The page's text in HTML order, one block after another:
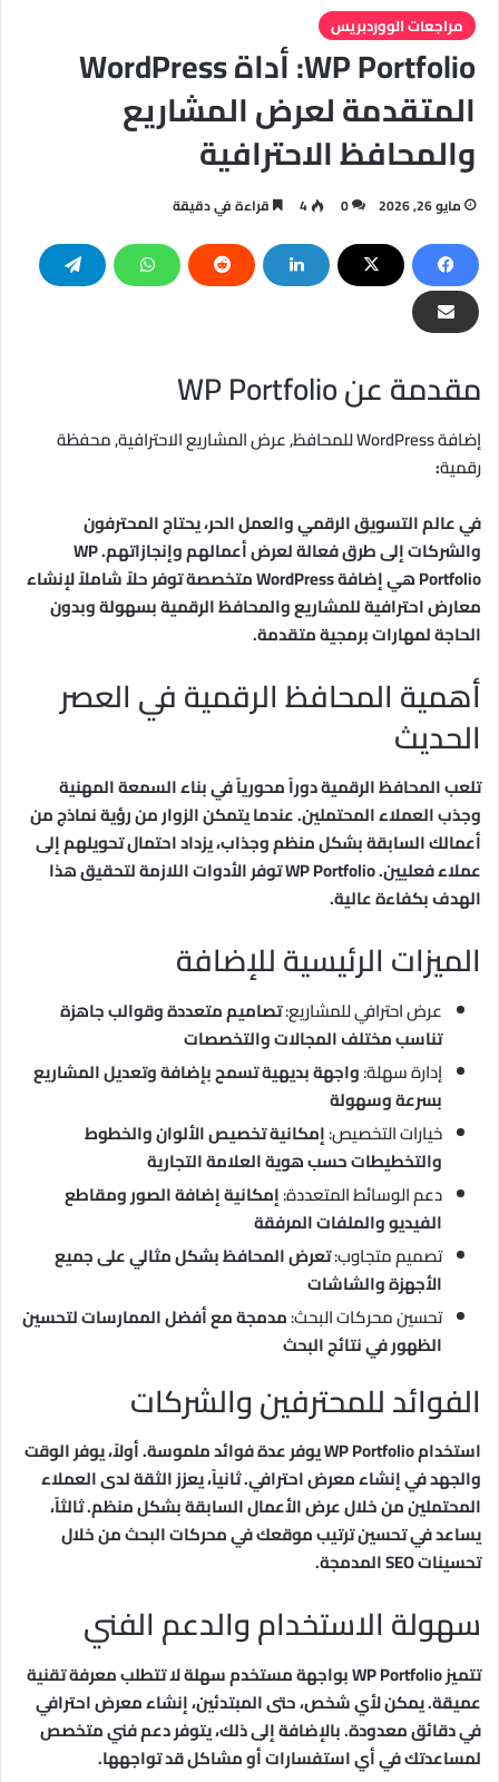
مراجعات الووردبريس
WP Portfolio: أداة WordPress
المتقدمة لعرض المشاريع
والمحافظ الاحترافية
مايو 26, 2026 0
4 قراءة في دقيقة
مقدمة عن WP Portfolio
إضافة WordPress للمحافظ, عرض المشاريع الاحترافية, محفظة
رقمية:
في عالم التسويق الرقمي والعمل الحر، يحتاج المحترفون
والشركات إلى طرق فعالة لعرض أعمالهم وإنجازاتهم. WP
Portfolio هي إضافة WordPress متخصصة توفر حلاً شاملاً لإنشاء
معارض احترافية للمشاريع والمحافظ الرقمية بسهولة وبدون
الحاجة لمهارات برمجية متقدمة.
أهمية المحافظ الرقمية في العصر
الحديث
تلعب المحافظ الرقمية دوراً محورياً في بناء السمعة المهنية
وجذب العملاء المحتملين. عندما يتمكن الزوار من رؤية نماذج من
أعمالك السابقة بشكل منظم وجذاب، يزداد احتمال تحويلهم إلى
عملاء فعليين. WP Portfolio توفر الأدوات اللازمة لتحقيق هذا
الهدف بكفاءة عالية.
الميزات الرئيسية للإضافة
عرض احترافي للمشاريع:تصاميم متعددة وقوالب جاهزة
تناسب مختلف المجالات والتخصصات
إدارة سهلة:واجهة بديهية تسمح بإضافة وتعديل المشاريع
بسرعة وسهولة
خيارات التخصيص:إمكانية تخصيص الألوان والخطوط
والتخطيطات حسب هوية العلامة التجارية
دعم الوسائط المتعددة:إمكانية إضافة الصور ومقاطع
الفيديو والملفات المرفقة
تصميم متجاوب:تعرض المحافظ بشكل مثالي على جميع
الأجهزة والشاشات
تحسين محركات البحث:مدمجة مع أفضل الممارسات لتحسين
الظهور في نتائج البحث
الفوائد للمحترفين والشركات
استخدام WP Portfolio يوفر عدة فوائد ملموسة. أولاً، يوفر الوقت
والجهد في إنشاء معرض احترافي. ثانياً، يعزز الثقة لدى العملاء
المحتملين من خلال عرض الأعمال السابقة بشكل منظم. ثالثاً،
يساعد في تحسين ترتيب موقعك في محركات البحث من خلال
تحسينات SEO المدمجة.
سهولة الاستخدام والدعم الفني
تتميز WP Portfolio بواجهة مستخدم سهلة لا تتطلب معرفة تقنية
عميقة. يمكن لأي شخص، حتى المبتدئين، إنشاء معرض احترافي
في دقائق معدودة. بالإضافة إلى ذلك، يتوفر دعم فني متخصص
لمساعدتك في أي استفسارات أو مشاكل قد تواجهها.